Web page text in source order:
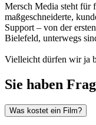
Mersch Media steht für
maßgeschneiderte,
Support – von der
Bielefeld, unterwegs
Vielleicht dürfen wir ja
Sie haben
Was kostet ein Film?